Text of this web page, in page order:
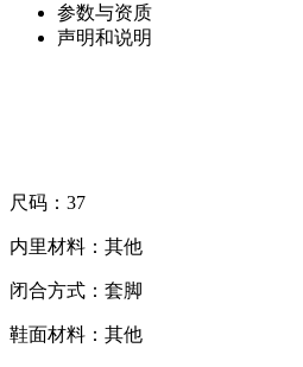
参数与资质
声明和说明
尺码：37
内里材料：其他
闭合方式：套脚
鞋面材料：其他